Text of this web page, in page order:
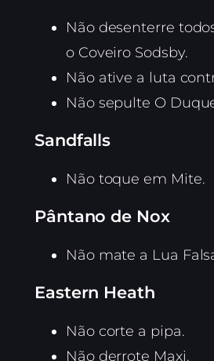
Não desenterre
o Coveiro Sodsby.
Não ative a luta
Não sepulte O
Sandfalls
Não toque em Mite.
Pântano de Nox
Não mate a Lua
Eastern Heath
Não corte a pipa.
Não derrote Maxi.